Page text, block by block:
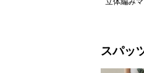
スパッ